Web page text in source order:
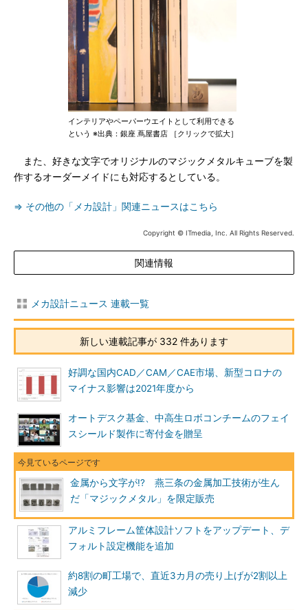
インテリアやペーパーウエイトとして利用できる
という ※出典：銀座 蔦屋書店 ［クリックで拡大］
また、好きな文字でオリジナルのマジックメタルキューブを製
作するオーダーメイドにも対応するとしている。
⇒ その他の「メカ設計」関連ニュースはこちら
Copyright © ITmedia, Inc. All Rights Reserved.
関連情報
メカ設計ニュース 連載一覧
新しい連載記事が 332 件あります
好調な国内CAD／CAM／CAE市場、新型コロナの
マイナス影響は2021年度から
オートデスク基金、中高生ロボコンチームのフェイ
スシールド製作に寄付金を贈呈
金属から文字が!? 燕三条の金属加工技術が生ん
だ「マジックメタル」を限定販売
アルミフレーム筐体設計ソフトをアップデート、デ
フォルト設定機能を追加
約8割の町工場で、直近3カ月の売り上げが2割以上
減少